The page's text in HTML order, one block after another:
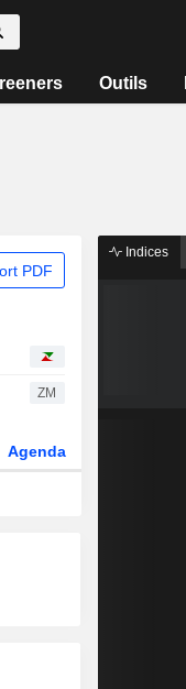
Outils
PDF
ZM
Agenda
Indices